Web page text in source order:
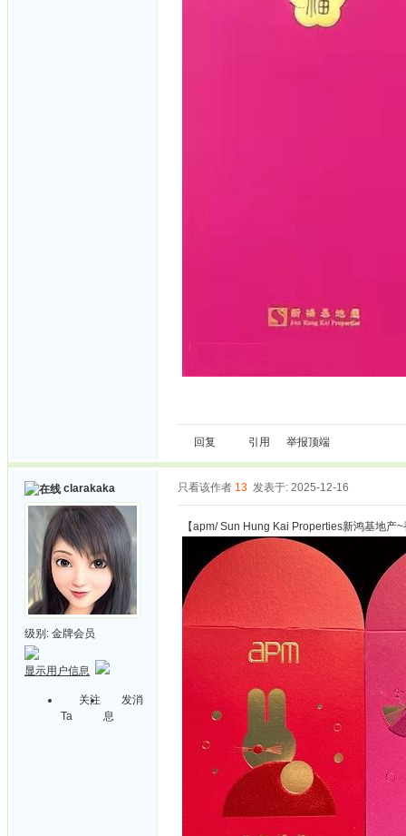
回复 引用 举报顶端
clarakaka
级别: 金牌会员
显示用户信息
关注
Ta
发消
息
只看该作者 13 发表于: 2025-12-16
【apm/ Sun Hung Kai Properties新鸿基地产